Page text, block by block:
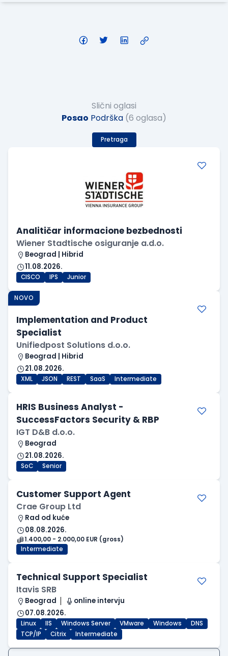
Slični oglasi
Posao Podrška (6 oglasa)
Pretraga
Analitičar informacione bezbednosti
Wiener Stadtische osiguranje a.d.o.
Beograd | Hibrid
11.08.2026.
CISCO IPS Junior
NOVO
Implementation and Product
Specialist
Unifiedpost Solutions d.o.o.
Beograd | Hibrid
21.08.2026.
XML JSON REST SaaS Intermediate
HRIS Business Analyst -
SuccessFactors Security & RBP
IGT D&B d.o.o.
Beograd
21.08.2026.
SoC Senior
Customer Support Agent
Crae Group Ltd
Rad od kuće
08.08.2026.
1.400,00 - 2.000,00 EUR (gross)
Intermediate
Technical Support Specialist
Itavis SRB
Beograd
online intervju
07.08.2026.
Linux IIS Windows Server VMware Windows
DNS
TCP/IP
Citrix Intermediate